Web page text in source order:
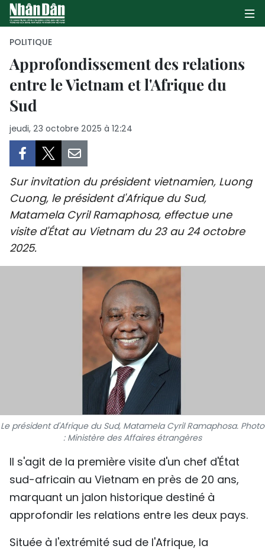
PAGE D'ACCUEIL
CULTURE
TOURISME
SPORT
FRANCOPHONIE
PAYS NATAL
INTERNATIONAL
MÉGASTORIE
INFOGRAPHIE
VIDÉO
À PROPOS DU "PEUPLE"
TIẾNG VIỆT
POLITIQUE
Approfondissement des relations
entre le Vietnam et l'Afrique du
Sud
jeudi, 23 octobre 2025 à 12:24
Sur invitation du président vietnamien, Luong
Cuong, le président d'Afrique du Sud,
Matamela Cyril Ramaphosa, effectue une
visite d'État au Vietnam du 23 au 24 octobre
2025.
Le président d'Afrique du Sud, Matamela Cyril Ramaphosa. Photo
: Ministère des Affaires étrangères
Il s'agit de la première visite d'un chef d'État
sud-africain au Vietnam en près de 20 ans,
marquant un jalon historique destiné à
approfondir les relations entre les deux pays.
Située à l'extrémité sud de l'Afrique, la